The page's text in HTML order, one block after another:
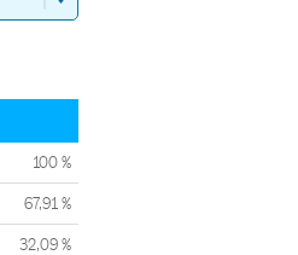
100 %
67,91 %
32,09 %